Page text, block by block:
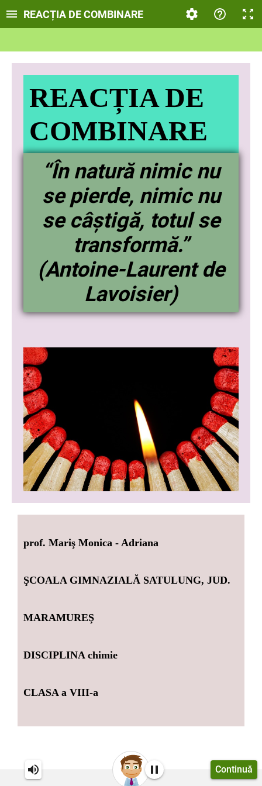
Continuă
REACȚIA DE COMBINARE
REACȚIA DE
COMBINARE
“În natură nimic nu
se pierde, nimic nu
se câştigă, totul se
transformă.”
(Antoine-Laurent de
Lavoisier)
prof. Mariş Monica - Adriana
ŞCOALA GIMNAZIALĂ SATULUNG, JUD.
MARAMUREŞ
DISCIPLINA chimie
CLASA a VIII-a